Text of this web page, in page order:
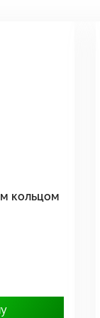
кольцом